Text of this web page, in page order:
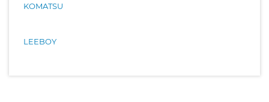
KOMATSU
LEEBOY